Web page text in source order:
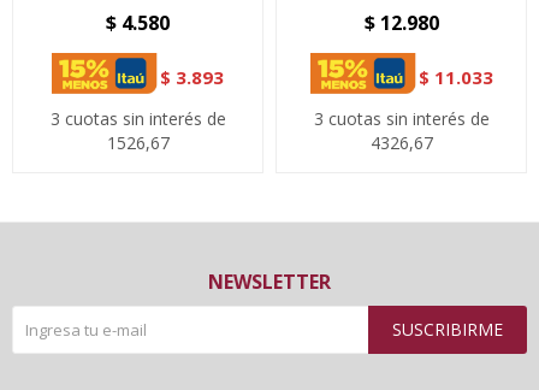
$ 4.580
$ 3.893
3 cuotas sin interés de
1526,67
$ 12.980
$ 11.033
3 cuotas sin interés de
4326,67
NEWSLETTER
SUSCRIBIRME